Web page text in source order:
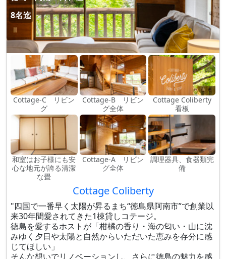
8名迄
Cottage-C リビン
グ
Cottage-B リビン
グ全体
Cottage Coliberty
看板
和室はお子様にも安
心な地元が誇る清潔
な畳
Cottage-A リビン
グ全体
調理器具、食器類完
備
Cottage Coliberty
"四国で一番早く太陽が昇るまち“徳島県阿南市”で創業以
来30年間愛されてきた1棟貸しコテージ。
徳島を愛するホストが「柑橘の香り・海の匂い・山に沈
みゆく夕日や太陽と自然からいただいた恵みを存分に感
じてほしい」
そんな想いでリノベーションし、さらに徳島の魅力を感